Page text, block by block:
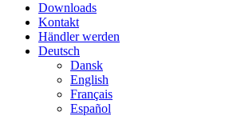
Downloads
Kontakt
Händler werden
Deutsch
Dansk
English
Français
Español